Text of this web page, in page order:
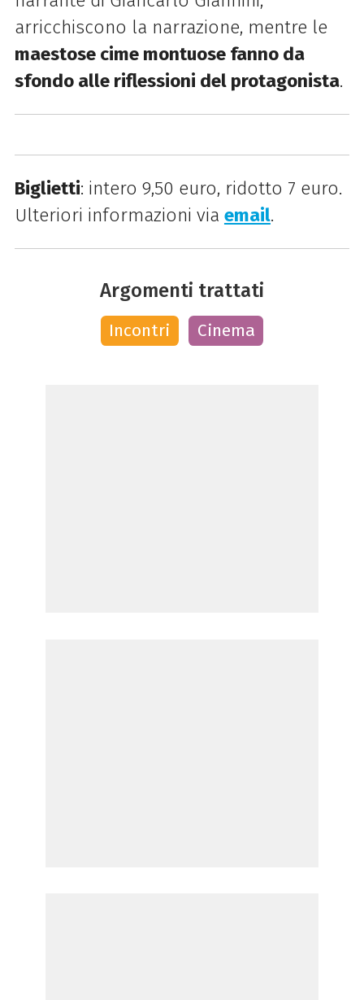
arricchiscono la narrazione, mentre le
maestose cime montuose fanno da
sfondo alle riflessioni del protagonista.
Biglietti: intero 9,50 euro, ridotto 7 euro.
Ulteriori informazioni via email.
Argomenti trattati
Incontri Cinema